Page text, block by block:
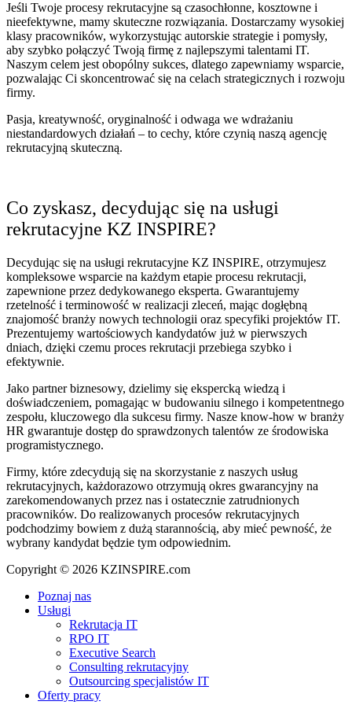
Jeśli Twoje procesy rekrutacyjne są czasochłonne, kosztowne i
nieefektywne, mamy skuteczne rozwiązania. Dostarczamy wysokiej
klasy pracowników, wykorzystując autorskie strategie i pomysły,
aby szybko połączyć Twoją firmę z najlepszymi talentami IT.
Naszym celem jest obopólny sukces, dlatego zapewniamy wsparcie,
pozwalając Ci skoncentrować się na celach strategicznych i rozwoju
firmy.
Pasja, kreatywność, oryginalność i odwaga we wdrażaniu
niestandardowych działań – to cechy, które czynią naszą agencję
rekrutacyjną skuteczną.
Co zyskasz, decydując się na usługi
rekrutacyjne KZ INSPIRE?
Decydując się na usługi rekrutacyjne KZ INSPIRE, otrzymujesz
kompleksowe wsparcie na każdym etapie procesu rekrutacji,
zapewnione przez dedykowanego eksperta. Gwarantujemy
rzetelność i terminowość w realizacji zleceń, mając dogłębną
znajomość branży nowych technologii oraz specyfiki projektów IT.
Prezentujemy wartościowych kandydatów już w pierwszych
dniach, dzięki czemu proces rekrutacji przebiega szybko i
efektywnie.
Jako partner biznesowy, dzielimy się ekspercką wiedzą i
doświadczeniem, pomagając w budowaniu silnego i kompetentnego
zespołu, kluczowego dla sukcesu firmy. Nasze know-how w branży
HR gwarantuje dostęp do sprawdzonych talentów ze środowiska
programistycznego.
Firmy, które zdecydują się na skorzystanie z naszych usług
rekrutacyjnych, każdorazowo otrzymują okres gwarancyjny na
zarekomendowanych przez nas i ostatecznie zatrudnionych
pracowników. Do realizowanych procesów rekrutacyjnych
podchodzimy bowiem z dużą starannością, aby mieć pewność, że
wybrany kandydat będzie tym odpowiednim.
Copyright © 2026 KZINSPIRE.com
Close
Menu
Poznaj nas
Usługi
Rekrutacja IT
RPO IT
Executive Search
Consulting rekrutacyjny
Outsourcing specjalistów IT
Oferty pracy